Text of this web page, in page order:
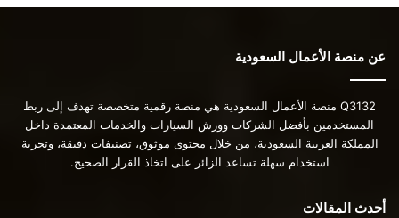
عن منصة الأعمال السعودية
Q3132 منصة الأعمال السعودية هي منصة رقمية متخصصة تهدف إلى ربط
المستخدمين بأفضل الشركات وورش السيارات والخدمات المعتمدة داخل
المملكة العربية السعودية، من خلال محتوى موثوق، تصنيفات دقيقة، وتجربة
استخدام سهلة تساعد الزائر على اتخاذ القرار الصحيح.
أحدث المقالات